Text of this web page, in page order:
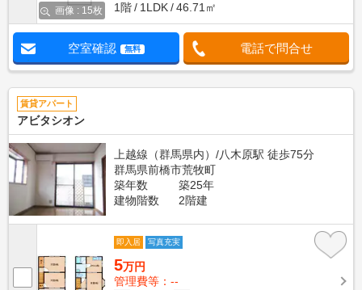
画像 : 15枚
1階
1LDK 46.71㎡
空室確認 無料 電話で問合せ
賃貸アパート
アビタシオン
上越線（群馬県内）/八木原駅 徒歩75分
群馬県前橋市荒牧町
築年数
築25年
建物階数
2階建
即入居 写真充実
5万円
管理費等：--